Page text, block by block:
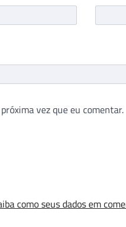
vez que eu comentar.
como seus dados em